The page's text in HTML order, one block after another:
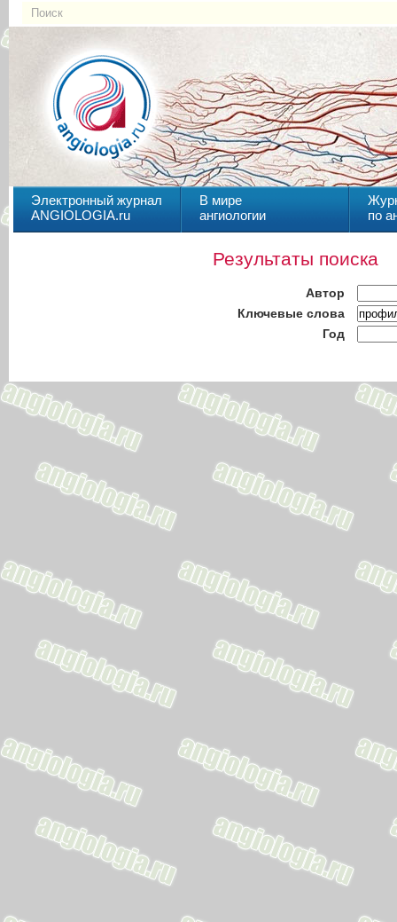
Электронный журнал
ANGIOLOGIA.ru
В мире
ангиологии
по
Результаты поиска
Автор
Ключевые слова
Год